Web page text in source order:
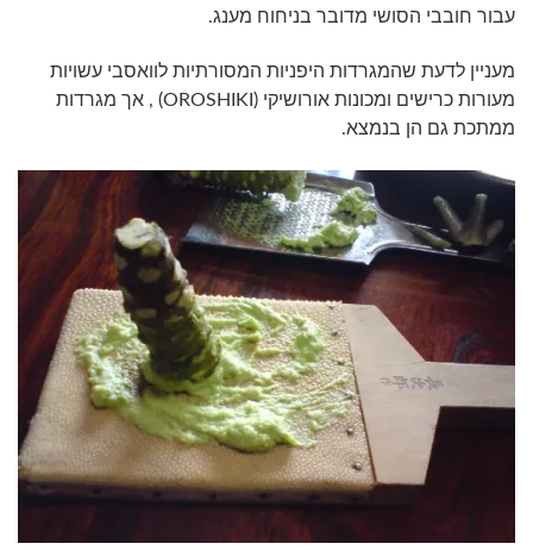
עבור חובבי הסושי מדובר בניחוח מענג.
מעניין לדעת שהמגרדות היפניות המסורתיות לוואסבי עשויות
מעורות כרישים ומכונות אורושיקי (OROSHIKI) , אך מגרדות
ממתכת גם הן בנמצא.